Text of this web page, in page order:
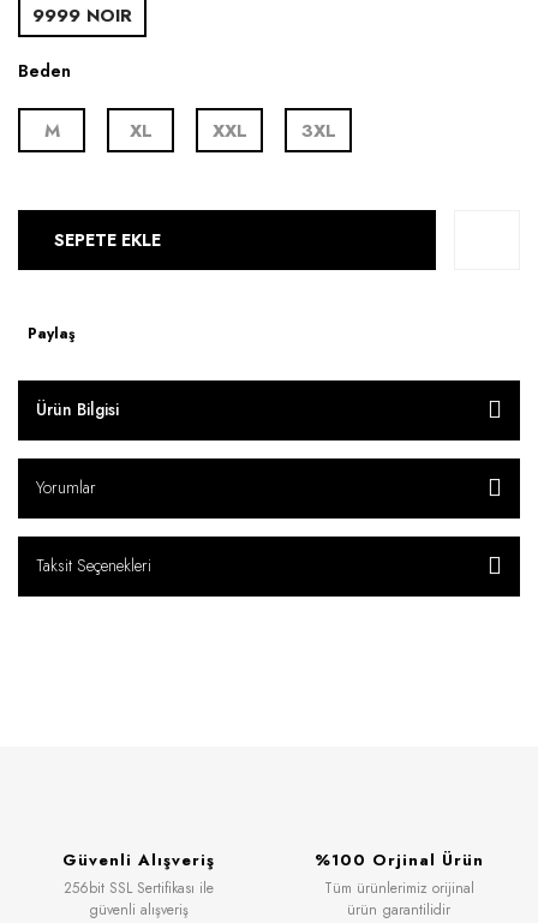
9999 NOIR
Beden
M XL XXL 3XL
SEPETE EKLE
Paylaş
Ürün Bilgisi
Yorumlar
Taksit Seçenekleri
Güvenli Alışveriş
256bit SSL Sertifikası ile
güvenli alışveriş
%100 Orjinal Ürün
Tüm ürünlerimiz orijinal
ürün garantilidir